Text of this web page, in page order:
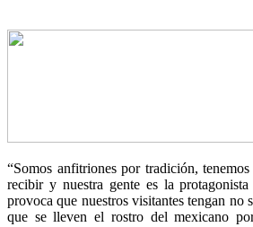
“Somos anfitriones por tradición,
recibir y nuestra gente es la
provoca que nuestros visitantes tengan no
que se lleven el rostro del mexicano